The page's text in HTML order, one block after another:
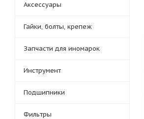
Аксессуары
Гайки, болты, крепеж
Запчасти для иномарок
Инструмент
Подшипники
Фильтры